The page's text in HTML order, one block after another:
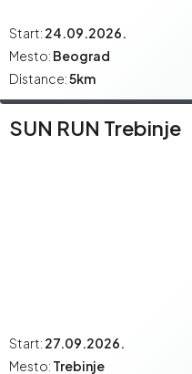
Start: 24.09.2026.
Mesto: Beograd
Distance:5km
SUN RUN Trebinje
Start: 27.09.2026.
Mesto: Trebinje